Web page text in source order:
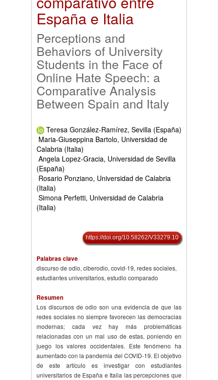
España e Italia
Perceptions and
Behaviors of University
Students in the Face of
Online Hate Speech: a
Comparative Analysis
Between Spain and Italy
Teresa González-Ramírez, Sevilla (España)
Maria-Giuseppina Bartolo, Universidad de
Calabria (Italia)
Angela Lopez-Gracia, Universidad de Sevilla
(España)
Rosario Ponziano, Universidad de Calabria
(Italia)
Simona Perfetti, Universidad de Calabria
(Italia)
https://doi.org/10.58262/V33279.10
Palabras clave
discurso de odio, ciberodio, covid-19, redes sociales,
estudiantes universitarios, estudio comparado
Resumen
Los discursos de odio son una evidencia de que las
redes sociales no siempre favorecen las democracias
modernas; cada vez hay más problemáticas
relacionadas con un mal uso de estas, poniendo en
juego los valores occidentales. Este fenómeno ha
aumentado con la pandemia del COVID-19. El objetivo
de este artículo es investigar con estudiantes
universitarios de España e Italia las percepciones que